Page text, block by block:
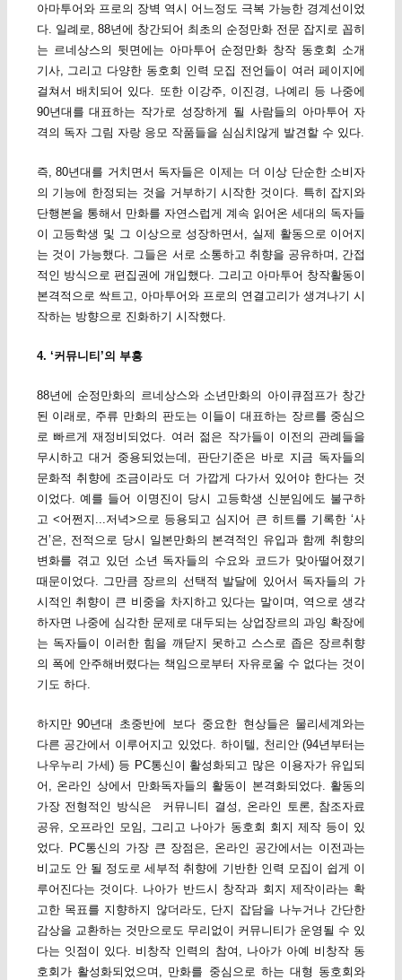
아마투어와 프로의 장벽 역시 어느정도 극복 가능한 경계선이었
다. 일례로, 88년에 창간되어 최초의 순정만화 전문 잡지로 꼽히
는 르네상스의 뒷면에는 아마투어 순정만화 창작 동호회 소개
기사, 그리고 다양한 동호회 인력 모집 전언들이 여러 페이지에
걸쳐서 배치되어 있다. 또한 이강주, 이진경, 나예리 등 나중에
90년대를 대표하는 작가로 성장하게 될 사람들의 아마투어 자
격의 독자 그림 자랑 응모 작품들을 심심치않게 발견할 수 있다.
즉, 80년대를 거치면서 독자들은 이제는 더 이상 단순한 소비자
의 기능에 한정되는 것을 거부하기 시작한 것이다. 특히 잡지와
단행본을 통해서 만화를 자연스럽게 계속 읽어온 세대의 독자들
이 고등학생 및 그 이상으로 성장하면서, 실제 활동으로 이어지
는 것이 가능했다. 그들은 서로 소통하고 취향을 공유하며, 간접
적인 방식으로 편집권에 개입했다. 그리고 아마투어 창작활동이
본격적으로 싹트고, 아마투어와 프로의 연결고리가 생겨나기 시
작하는 방향으로 진화하기 시작했다.
4. ‘커뮤니티’의 부흥
88년에 순정만화의 르네상스와 소년만화의 아이큐점프가 창간
된 이래로, 주류 만화의 판도는 이들이 대표하는 장르를 중심으
로 빠르게 재정비되었다. 여러 젊은 작가들이 이전의 관례들을
무시하고 대거 중용되었는데, 판단기준은 바로 지금 독자들의
문화적 취향에 조금이라도 더 가깝게 다가서 있어야 한다는 것
이었다. 예를 들어 이명진이 당시 고등학생 신분임에도 불구하
고 <어쩐지...저녁>으로 등용되고 심지어 큰 히트를 기록한 ‘사
건’은, 전적으로 당시 일본만화의 본격적인 유입과 함께 취향의
변화를 겪고 있던 소년 독자들의 수요와 코드가 맞아떨어졌기
때문이었다. 그만큼 장르의 선택적 발달에 있어서 독자들의 가
시적인 취향이 큰 비중을 차지하고 있다는 말이며, 역으로 생각
하자면 나중에 심각한 문제로 대두되는 상업장르의 과잉 확장에
는 독자들이 이러한 힘을 깨닫지 못하고 스스로 좁은 장르취향
의 폭에 안주해버렸다는 책임으로부터 자유로울 수 없다는 것이
기도 하다.
하지만 90년대 초중반에 보다 중요한 현상들은 물리세계와는
다른 공간에서 이루어지고 있었다. 하이텔, 천리안 (94년부터는
나우누리 가세) 등 PC통신이 활성화되고 많은 이용자가 유입되
어, 온라인 상에서 만화독자들의 활동이 본격화되었다. 활동의
가장 전형적인 방식은 커뮤니티 결성, 온라인 토론, 참조자료
공유, 오프라인 모임, 그리고 나아가 동호회 회지 제작 등이 있
었다. PC통신의 가장 큰 장점은, 온라인 공간에서는 이전과는
비교도 안 될 정도로 세부적 취향에 기반한 인력 모집이 쉽게 이
루어진다는 것이다. 나아가 반드시 창작과 회지 제작이라는 확
고한 목표를 지향하지 않더라도, 단지 잡담을 나누거나 간단한
감상을 교환하는 것만으로도 무리없이 커뮤니티가 운영될 수 있
다는 잇점이 있다. 비창작 인력의 참여, 나아가 아예 비창작 동
호회가 활성화되었으며, 만화를 중심으로 하는 대형 동호회와